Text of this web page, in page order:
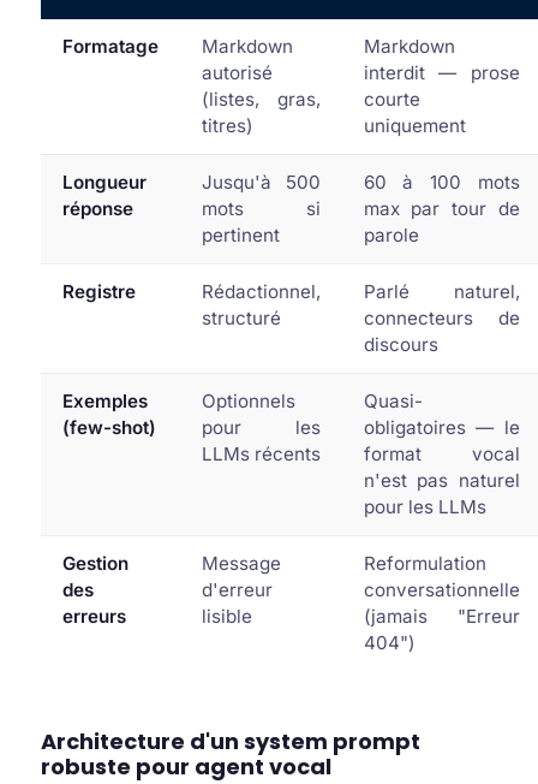
Formatage
Markdown
autorisé
(listes, gras,
titres)
Markdown
interdit — prose
courte
uniquement
Longueur
réponse
Jusqu'à 500
mots si
pertinent
60 à 100 mots
max par tour de
parole
Registre
Rédactionnel,
structuré
Parlé naturel,
connecteurs de
discours
Exemples
(few-shot)
Optionnels
pour les
LLMs récents
Quasi-
obligatoires — le
format vocal
n'est pas naturel
pour les LLMs
Gestion
des
erreurs
Message
d'erreur
lisible
Reformulation
conversationnelle
(jamais "Erreur
404")
Architecture d'un system prompt
robuste pour agent vocal